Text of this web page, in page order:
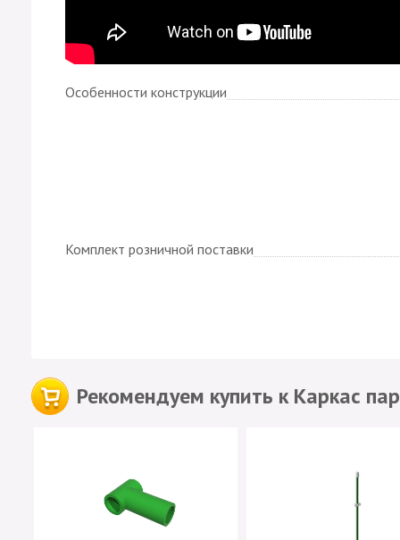
Особенности конструкции
Комплект розничной поставки
Рекомендуем купить к Каркас